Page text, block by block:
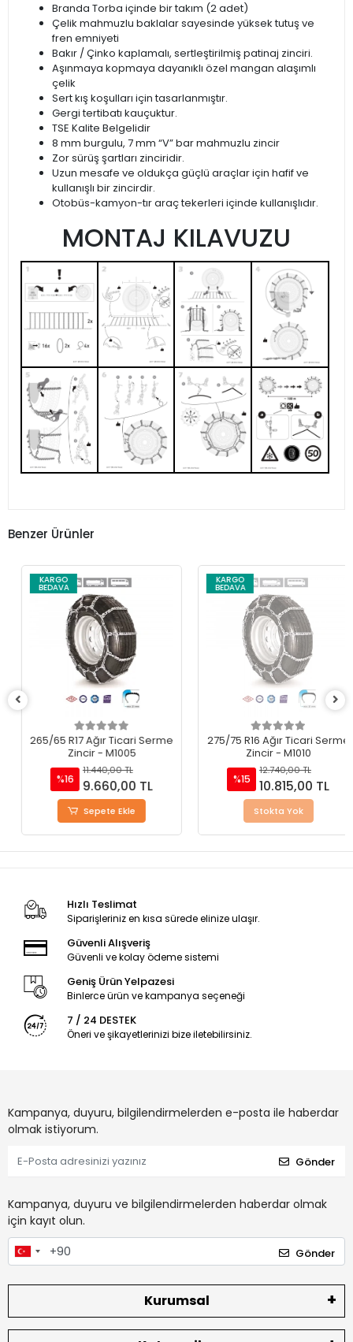
Branda Torba içinde bir takım (2 adet)
Çelik mahmuzlu baklalar sayesinde yüksek tutuş ve
fren emniyeti
Bakır / Çinko kaplamalı, sertleştirilmiş patinaj zinciri.
Aşınmaya kopmaya dayanıklı özel mangan alaşımlı
çelik
Sert kış koşulları için tasarlanmıştır.
Gergi tertibatı kauçuktur.
TSE Kalite Belgelidir
8 mm burgulu, 7 mm “V” bar mahmuzlu zincir
Zor sürüş şartları zinciridir.
Uzun mesafe ve oldukça güçlü araçlar için hafif ve
kullanışlı bir zincirdir.
Otobüs-kamyon-tır araç tekerleri içinde kullanışlıdır.
MONTAJ KILAVUZU
Benzer Ürünler
KARGO
BEDAVA
265/65 R17 Ağır Ticari Serme
Zincir - M1005
%16
11.440,00 TL
9.660,00 TL
Sepete Ekle
KARGO
BEDAVA
275/75 R16 Ağır Ticari Serme
Zincir - M1010
%15
12.740,00 TL
10.815,00 TL
Stokta Yok
Hızlı Teslimat
Siparişleriniz en kısa sürede elinize ulaşır.
Güvenli Alışveriş
Güvenli ve kolay ödeme sistemi
Geniş Ürün Yelpazesi
Binlerce ürün ve kampanya seçeneği
7 / 24 DESTEK
Öneri ve şikayetlerinizi bize iletebilirsiniz.
Kampanya, duyuru, bilgilendirmelerden e-posta ile haberdar
olmak istiyorum.
Gönder
Kampanya, duyuru ve bilgilendirmelerden haberdar olmak
için kayıt olun.
Gönder
Kurumsal